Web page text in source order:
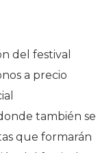
del festival
a precio
también se
que formarán